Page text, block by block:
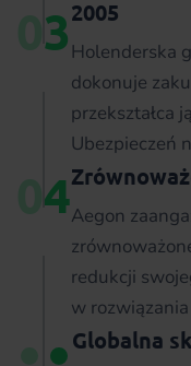
32005
Holenderska
dokonuje
przekształca
Ubezpieczeń
4Aegon
redukcji
w
Globalna